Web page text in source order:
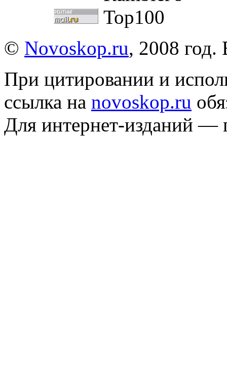
© Novoskop.ru, 2008
При цитировании и
ссылка на novoskop.ru
Для интернет-изданий —